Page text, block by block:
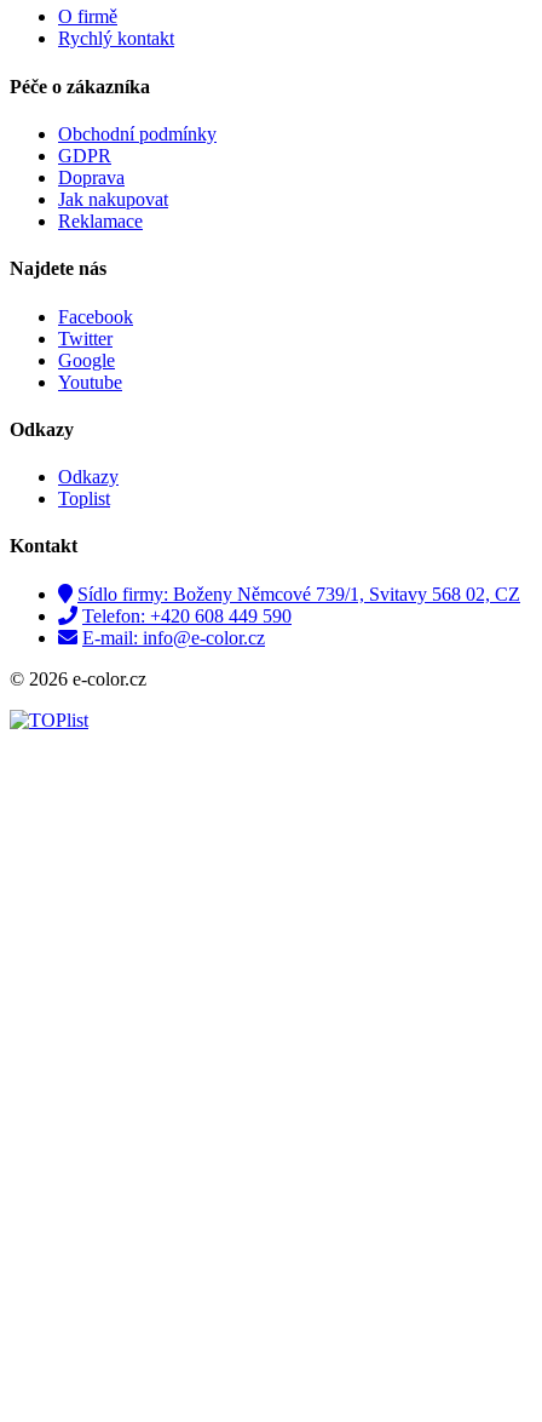
O firmě
Rychlý kontakt
Péče o zákazníka
Obchodní podmínky
GDPR
Doprava
Jak nakupovat
Reklamace
Najdete nás
Facebook
Twitter
Google
Youtube
Odkazy
Odkazy
Toplist
Kontakt
Sídlo firmy: Boženy Němcové 739/1, Svitavy 568 02, CZ
Telefon: +420 608 449 590
E-mail: info@e-color.cz
© 2026 e-color.cz